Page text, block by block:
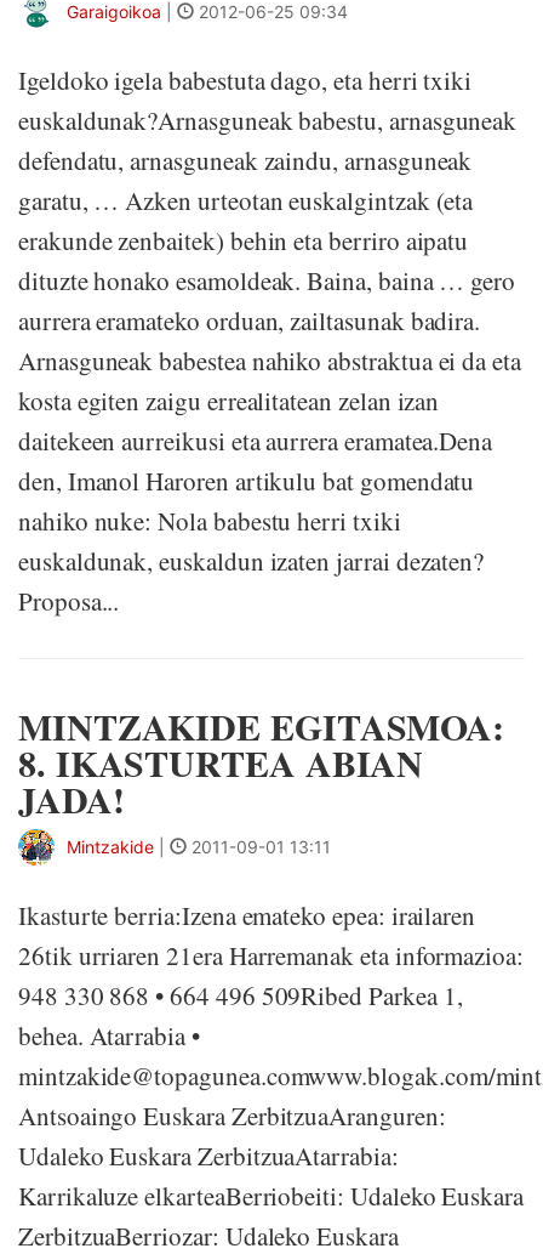
Garaigoikoa 2012-06-25 09:34
Igeldoko igela babestuta dago, eta herri txiki
euskaldunak?Arnasguneak babestu, arnasguneak
defendatu, arnasguneak zaindu, arnasguneak
garatu, … Azken urteotan euskalgintzak (eta
erakunde zenbaitek) behin eta berriro aipatu
dituzte honako esamoldeak. Baina, baina … gero
aurrera eramateko orduan, zailtasunak badira.
Arnasguneak babestea nahiko abstraktua ei da eta
kosta egiten zaigu errealitatean zelan izan
daitekeen aurreikusi eta aurrera eramatea.Dena
den, Imanol Haroren artikulu bat gomendatu
nahiko nuke: Nola babestu herri txiki
euskaldunak, euskaldun izaten jarrai dezaten?
Proposa...
MINTZAKIDE EGITASMOA:
8. IKASTURTEA ABIAN
JADA!
Mintzakide 2011-09-01 13:11
Ikasturte berria:Izena emateko epea: irailaren
26tik urriaren 21era Harremanak eta informazioa:
948 330 868 • 664 496 509Ribed Parkea 1,
behea. Atarrabia •
mintzakide@topagunea.comwww.blogak.com/
Antsoaingo Euskara ZerbitzuaAranguren:
Udaleko Euskara ZerbitzuaAtarrabia:
Karrikaluze elkarteaBerriobeiti: Udaleko Euskara
ZerbitzuaBerriozar: Udaleko Euskara